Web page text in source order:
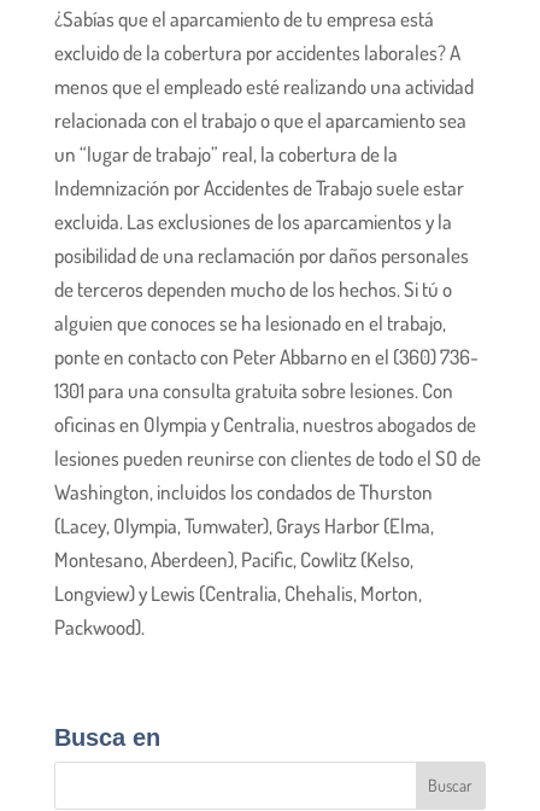
¿Sabías que el aparcamiento de tu empresa está
excluido de la cobertura por accidentes laborales? A
menos que el empleado esté realizando una actividad
relacionada con el trabajo o que el aparcamiento sea
un “lugar de trabajo” real, la cobertura de la
Indemnización por Accidentes de Trabajo suele estar
excluida. Las exclusiones de los aparcamientos y la
posibilidad de una reclamación por daños personales
de terceros dependen mucho de los hechos. Si tú o
alguien que conoces se ha lesionado en el trabajo,
ponte en contacto con Peter Abbarno en el (360) 736-
1301 para una consulta gratuita sobre lesiones. Con
oficinas en Olympia y Centralia, nuestros abogados de
lesiones pueden reunirse con clientes de todo el SO de
Washington, incluidos los condados de Thurston
(Lacey, Olympia, Tumwater), Grays Harbor (Elma,
Montesano, Aberdeen), Pacific, Cowlitz (Kelso,
Longview) y Lewis (Centralia, Chehalis, Morton,
Packwood).
Busca en